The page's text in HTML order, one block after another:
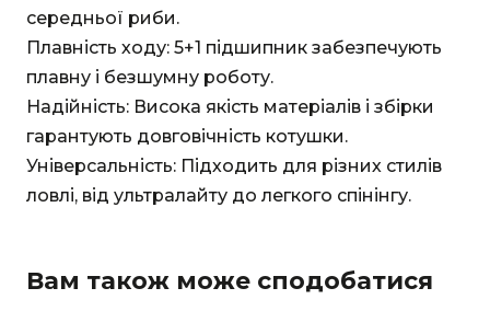
середньої риби.
Плавність ходу: 5+1 підшипник забезпечують
плавну і безшумну роботу.
Надійність: Висока якість матеріалів і збірки
гарантують довговічність котушки.
Універсальність: Підходить для різних стилів
ловлі, від ультралайту до легкого спінінгу.
Вам також може сподобатися